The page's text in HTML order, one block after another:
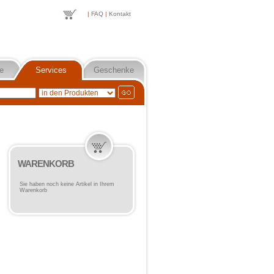
Services Geschenke
| FAQ| Kontakt
WARENKORB
Sie haben noch keine Artikel in Ihrem
Warenkorb